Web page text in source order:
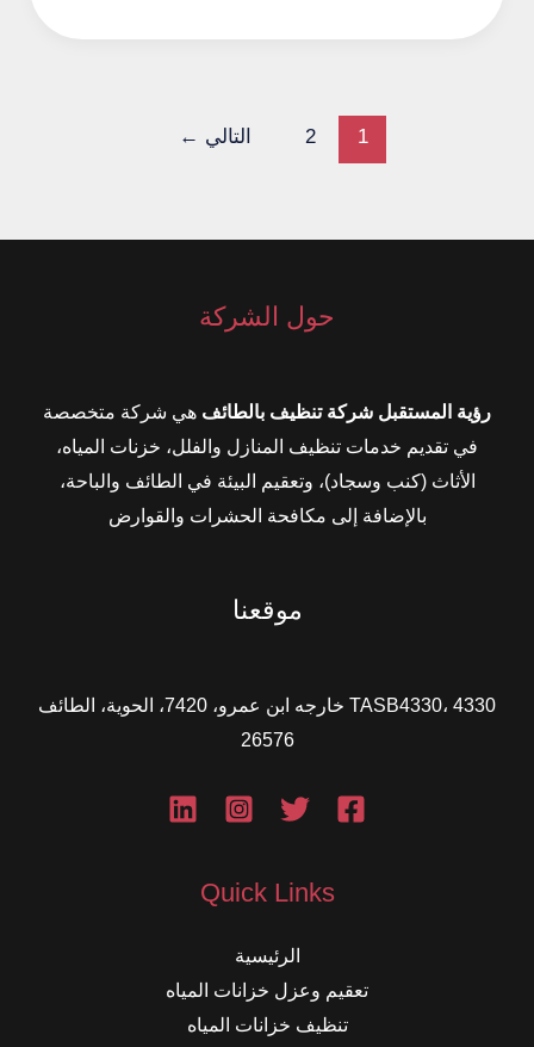
1
2 التالي ←
حول الشركة
رؤية المستقبل شركة تنظيف بالطائف هي شركة متخصصة
في تقديم خدمات تنظيف المنازل والفلل، خزنات المياه،
الأثاث (كنب وسجاد)، وتعقيم البيئة في الطائف والباحة،
بالإضافة إلى مكافحة الحشرات والقوارض
موقعنا
TASB4330، 4330 خارجه ابن عمرو، 7420، الحوية، الطائف
26576
Quick Links
الرئيسية
تعقيم وعزل خزانات المياه
تنظيف خزانات المياه